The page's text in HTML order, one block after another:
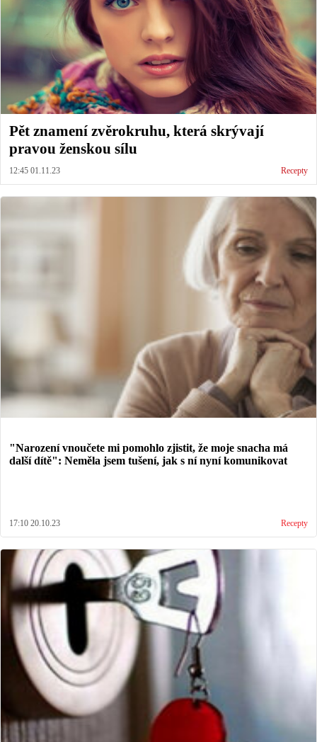
Pět znamení zvěrokruhu, která skrývají
pravou ženskou sílu
12:45 01.11.23 Recepty
"Narození vnoučete mi pomohlo zjistit, že moje snacha má
další dítě": Neměla jsem tušení, jak s ní nyní komunikovat
17:10 20.10.23 Recepty